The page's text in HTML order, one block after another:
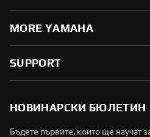
MORE YAMAHA
SUPPORT
НОВИНАРСКИ БЮЛЕТИН
Бъдете първите, които ще научат